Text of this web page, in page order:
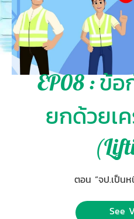
EP08 : ข้
ยกด้วยเ
ตอน “จป.เป็น
See